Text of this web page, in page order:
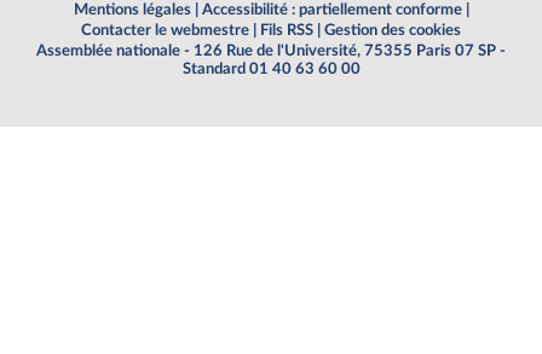
Mentions légales
Accessibilité : partiellement conforme
Contacter le webmestre
Fils RSS
Gestion des cookies
Assemblée nationale - 126 Rue de l'Université, 75355 Paris 07 SP -
Standard 01 40 63 60 00